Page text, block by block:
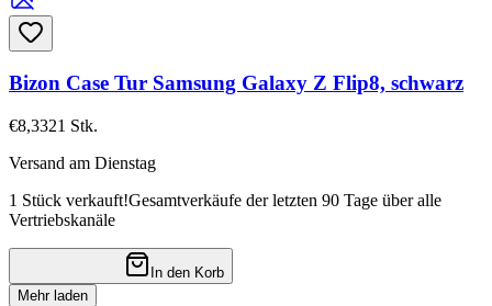
Bizon Case Tur Samsung Galaxy Z Flip8, schwarz
€8,3321 Stk.
Versand am Dienstag
1 Stück verkauft!Gesamtverkäufe der letzten 90 Tage über alle
Vertriebskanäle
In den Korb
Mehr laden